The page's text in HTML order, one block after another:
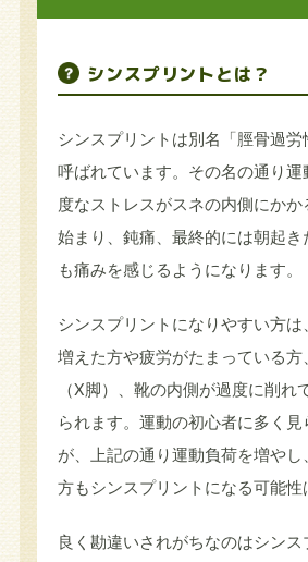
シンスプリントとは？
シンスプリントは別名「脛骨過労
呼ばれています。その名の通り運
度なストレスがスネの内側にかか
始まり、鈍痛、最終的には朝起き
も痛みを感じるようになります。
シンスプリントになりやすい方
増えた方や疲労がたまっている
（X脚）、靴の内側が過度に削れ
られます。運動の初心者に多く見
が、上記の通り運動負荷を増やし
方もシンスプリントになる可能性
良く勘違いされがちなのはシン